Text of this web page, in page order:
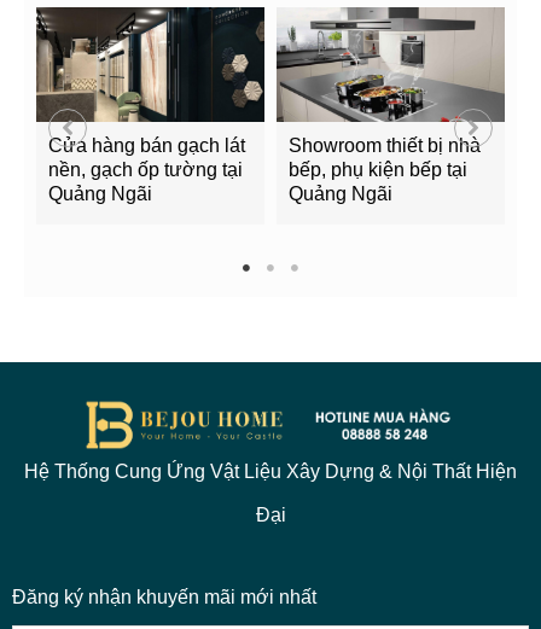
Cửa hàng bán gạch lát
nền, gạch ốp tường tại
Quảng Ngãi
Showroom thiết bị nhà
bếp, phụ kiện bếp tại
Quảng Ngãi
1 2 3
Hệ Thống Cung Ứng Vật Liệu Xây Dựng & Nội Thất Hiện
Đại
Đăng ký nhận khuyến mãi mới nhất